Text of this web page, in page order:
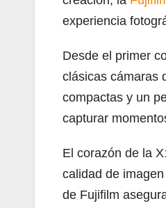
experiencia
Desde el primer
clásicas cámaras
compactas y un
capturar
El corazón de la
calidad de
de Fujifilm